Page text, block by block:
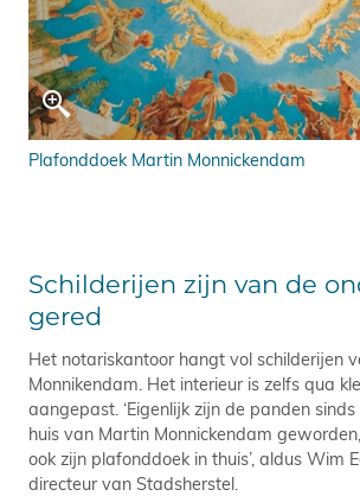
Plafonddoek Martin Monnickendam
Schilderijen zijn van de
gered
Het notariskantoor hangt vol schilderijen
Monnikendam. Het interieur is zelfs qua
aangepast. ‘Eigenlijk zijn de panden
huis van Martin Monnickendam
ook zijn plafonddoek in thuis’, aldus Wim
directeur van Stadsherstel.